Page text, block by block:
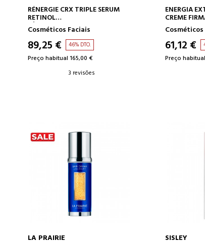
ADICIONAR AO CARRINHO
RÉNERGIE CRX TRIPLE SERUM
RETINOL
SÉRUM DE RETINOL
Cosméticos Faciais
89,25 € 46% DTO.
Preço habitual 165,00 €
3 revisões
ENERGIA
CREME
61,12 €
Preço
LA PRAIRIE
SISLEY